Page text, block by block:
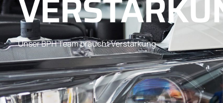
Unser BPH Team braucht Verstärkung